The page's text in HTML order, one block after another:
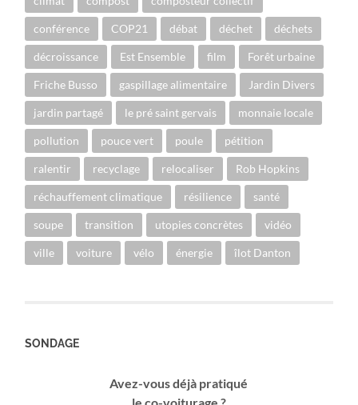
conférence COP21 débat déchet déchets
décroissance Est Ensemble film Forêt urbaine
Friche Busso gaspillage alimentaire Jardin Divers
jardin partagé le pré saint gervais monnaie locale
pollution pouce vert poule pétition
ralentir recyclage relocaliser Rob Hopkins
réchauffement climatique résilience santé
soupe transition utopies concrètes vidéo
ville voiture vélo énergie îlot Danton
SONDAGE
Avez-vous déjà pratiqué